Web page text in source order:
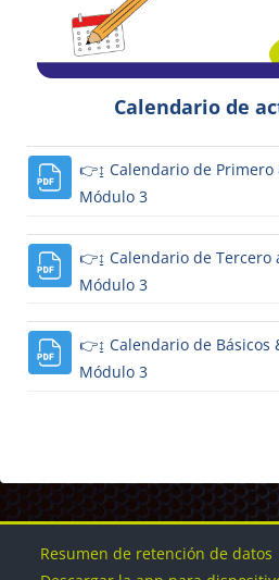
Calendario de
👉↨ Calendario de Primero
Módulo 3
👉↨ Calendario de Tercero
Módulo 3
👉↨ Calendario de Básicos
Módulo 3
Bloques
Bloques
Bloques
Bloques
Resumen de retención de datos